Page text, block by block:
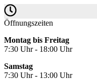
Öffnungszeiten
Montag bis Freitag
7:30 Uhr - 18:00 Uhr
Samstag
7:30 Uhr - 13:00 Uhr